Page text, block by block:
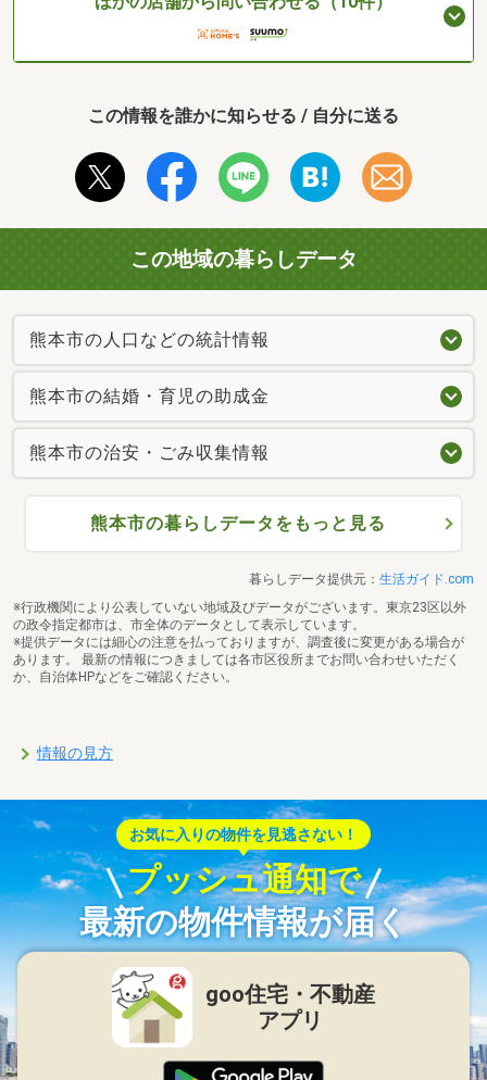
この情報を誰かに知らせる / 自分に送る
この地域の暮らしデータ
熊本市の人口などの統計情報
熊本市の結婚・育児の助成金
熊本市の治安・ごみ収集情報
熊本市の暮らしデータをもっと見る
暮らしデータ提供元： 生活ガイド.com
※行政機関により公表していない地域及びデータがございます。東京23区以外
の政令指定都市は、市全体のデータとして表示しています。
※提供データには細心の注意を払っておりますが、調査後に変更がある場合が
あります。 最新の情報につきましては各市区役所までお問い合わせいただく
か、自治体HPなどをご確認ください。
情報の見方
お気に入りの物件を見逃さない！
プッシュ通知で
最新の物件情報が届く
goo住宅・不動産
アプリ